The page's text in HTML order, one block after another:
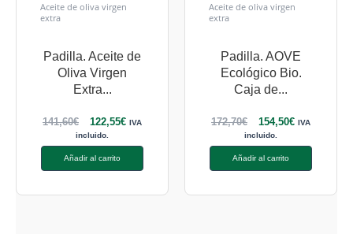
Aceite de oliva virgen
extra
Padilla. Aceite de
Oliva Virgen
Extra...
141,60€ 122,55€ IVA
incluido.
Añadir al carrito
Aceite de oliva virgen
extra
Padilla. AOVE
Ecológico Bio.
Caja de...
172,70€ 154,50€ IVA
incluido.
Añadir al carrito